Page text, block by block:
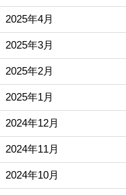
2025年4月
2025年3月
2025年2月
2025年1月
2024年12月
2024年11月
2024年10月